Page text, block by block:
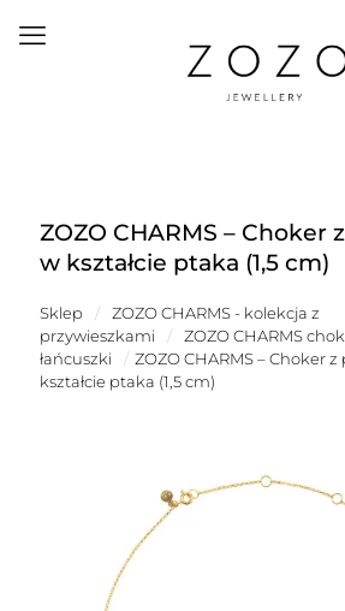
ZOZO CHARMS – Choker
w kształcie ptaka (1,5 cm)
Sklep /
ZOZO CHARMS - kolekcja z
przywieszkami
/
ZOZO CHARMS
łańcuszki
/ ZOZO CHARMS – Choker
kształcie ptaka (1,5 cm)